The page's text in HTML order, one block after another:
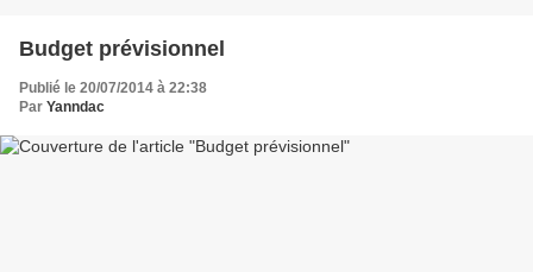
Budget prévisionnel
Publié le 20/07/2014 à 22:38
Par Yanndac